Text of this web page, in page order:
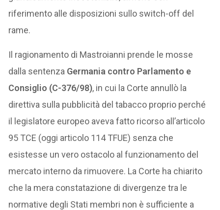
riferimento alle disposizioni sullo switch-off del
rame.
Il ragionamento di Mastroianni prende le mosse
dalla sentenza Germania contro Parlamento e
Consiglio (C-376/98), in cui la Corte annullò la
direttiva sulla pubblicità del tabacco proprio perché
il legislatore europeo aveva fatto ricorso all’articolo
95 TCE (oggi articolo 114 TFUE) senza che
esistesse un vero ostacolo al funzionamento del
mercato interno da rimuovere. La Corte ha chiarito
che la mera constatazione di divergenze tra le
normative degli Stati membri non è sufficiente a